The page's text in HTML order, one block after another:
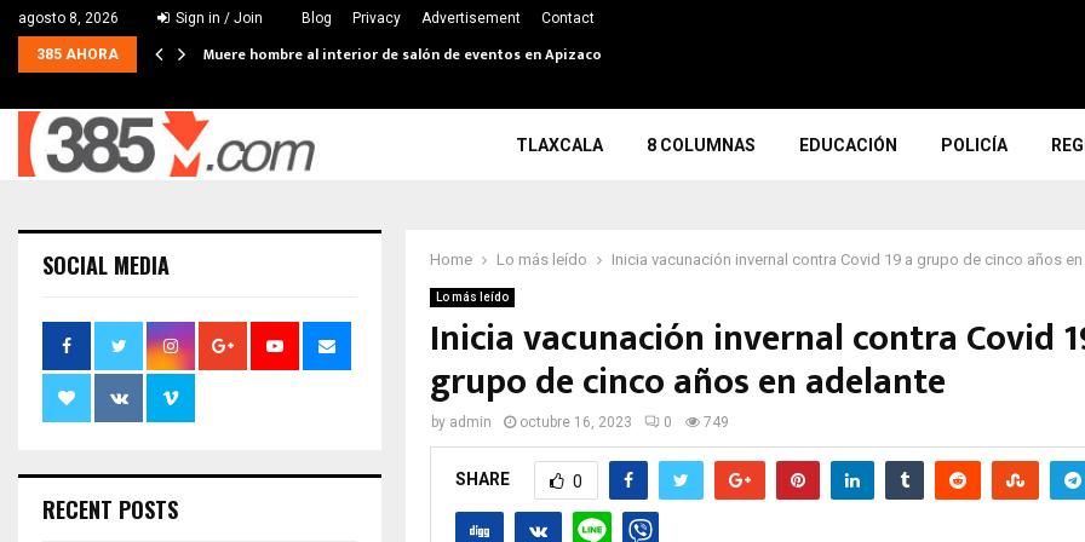
agosto 8, 2026 Sign in / Join Blog Privacy Advertisement Contact
385 AHORA Muere hombre al interior de salón de eventos en Apizaco
TLAXCALA 8 COLUMNAS EDUCACIÓN POLICÍA
Home Lo más leído Inicia vacunación invernal contra Covid 19 a grupo de cinco años
Lo más leído
Inicia vacunación invernal contra Covid
grupo de cinco años en adelante
by admin octubre 16, 2023 0 749
SHARE 0
SOCIAL MEDIA
RECENT POSTS